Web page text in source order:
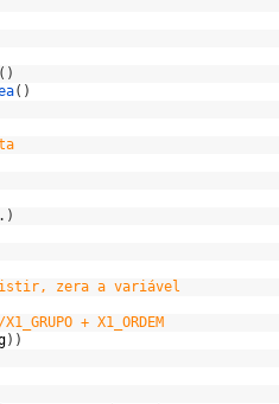
( )
( )
. )
zera a variável
+ X1_ORDEM
) )